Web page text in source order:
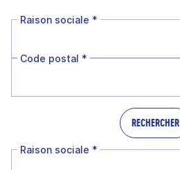
Raison sociale *
Code postal *
RECHERCHER
Raison sociale *